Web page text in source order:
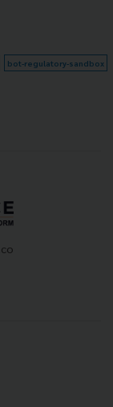
bot-regulatory-sandbox